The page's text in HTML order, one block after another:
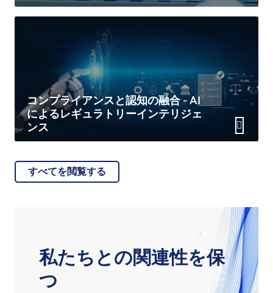
コンプライアンスと認知の融合 - AI
によるレギュラトリーインテリジェ
ンス
すべてを閲覧する
私たちとの関連性を保
つ